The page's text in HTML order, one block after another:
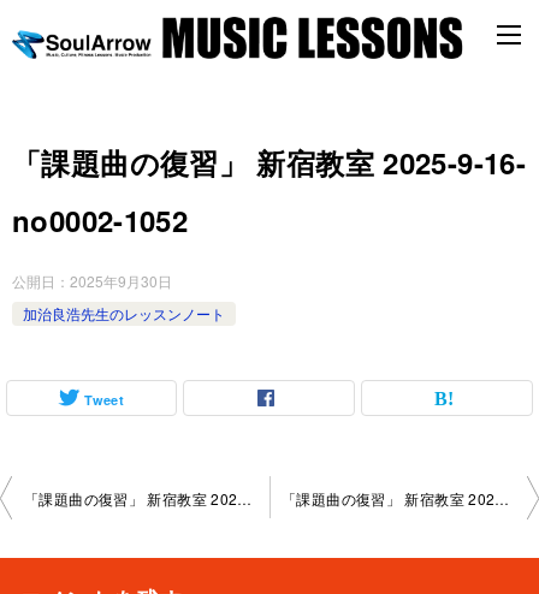
「課題曲の復習」 新宿教室 2025-9-16-
no0002-1052
公開日： 2025年9月30日
加治良浩先生のレッスンノート
Tweet
投
「課題曲の復習」 新宿教室 2025-9-9-no0002-1052 「課題曲の復習」 新宿教室 2025-9-30-no0002-1004